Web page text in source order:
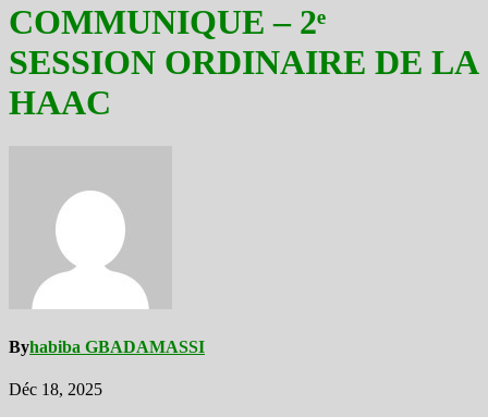
COMMUNIQUE – 2ᵉ
SESSION ORDINAIRE DE LA
HAAC
Byhabiba GBADAMASSI
Déc 18, 2025